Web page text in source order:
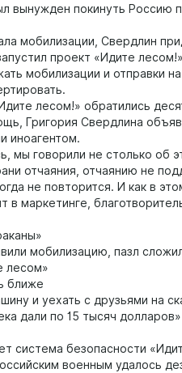
вынужден покинуть Россию
мобилизации, Свердлин
проект «Идите
мобилизации и отправки
лесом!» обратились
Григория Свердлина
иноагентом.
мы говорили не столько об
отчаяния, отчаянию не
не повторится. И как в
в маркетинге,
мобилизацию, пазл
лесом»
ближе
и уехать с друзьями на
дали по 15 тысяч
система безопасности
военным удалось